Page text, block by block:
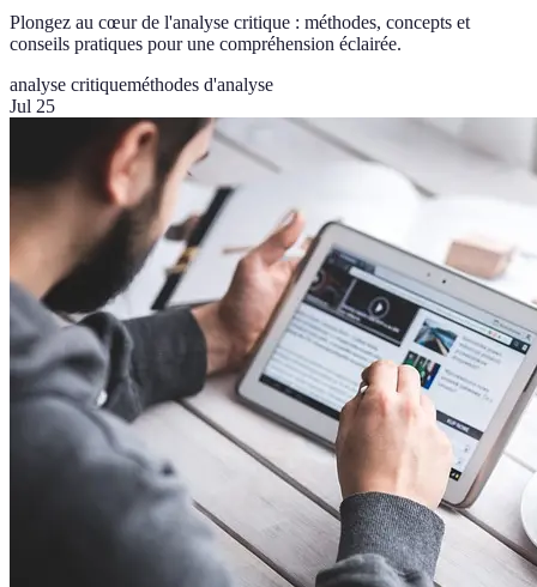
Plongez au cœur de l'analyse critique : méthodes, concepts et
conseils pratiques pour une compréhension éclairée.
analyse critiqueméthodes d'analyse
Jul 25